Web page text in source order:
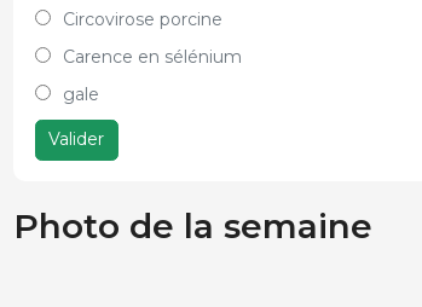
Circovirose porcine
Carence en sélénium
gale
Valider
Photo de la semaine